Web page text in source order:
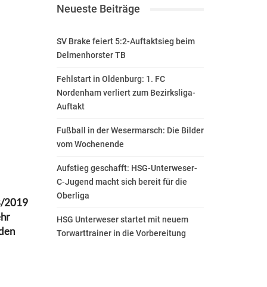
2019
Neueste Beiträge
SV Brake feiert 5:2-Auftaktsieg beim
Delmenhorster TB
Fehlstart in Oldenburg: 1. FC
Nordenham verliert zum Bezirksliga-
Auftakt
Fußball in der Wesermarsch: Die Bilder
vom Wochenende
Aufstieg geschafft: HSG-Unterweser-
C-Jugend macht sich bereit für die
Oberliga
HSG Unterweser startet mit neuem
Torwarttrainer in die Vorbereitung